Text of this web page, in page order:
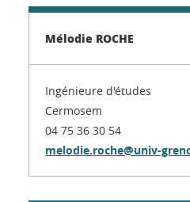
Mélodie ROCHE
Ingénieure d'études
Cermosem
04 75 36 30 54
melodie.roche@univ-